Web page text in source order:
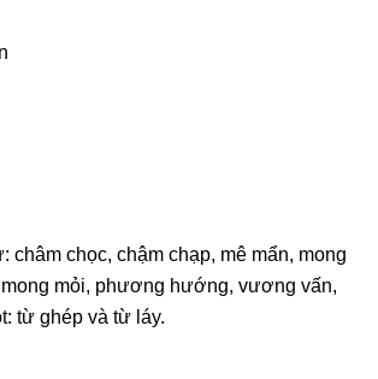
châm chọc, chậm chạp, mê mẩn, mong
mỏi, phương hướng, vương vấn,
từ ghép và từ láy.